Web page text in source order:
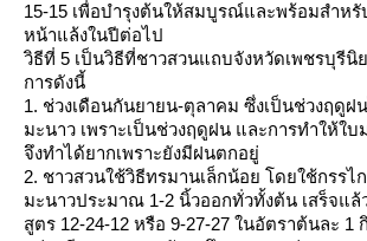
15-15 เพื่อบำรุงต้นให้สมบูรณ์และพร้อมสำห
หน้าแล้งในปีต่อไป
วิธีที่ 5 เป็นวิธีที่ชาวสวนแถบจังหวัดเพชรบุรี
การดังนี้
1. ช่วงเดือนกันยายน-ตุลาคม ซึ่งเป็นช่วงฤดูฝ
มะนาว เพราะเป็นช่วงฤดูฝน และการทำให้ใบ
จึงทำได้ยากเพราะยังมีฝนตกอยู่
2. ชาวสวนใช้วิธีทรมานเล็กน้อย โดยใช้กรร
มะนาวประมาณ 1-2 นิ้วออกทั่วทั้งต้น เสร็จแ
สูตร 12-24-12 หรือ 9-27-27 ในอัตราต้นละ 1